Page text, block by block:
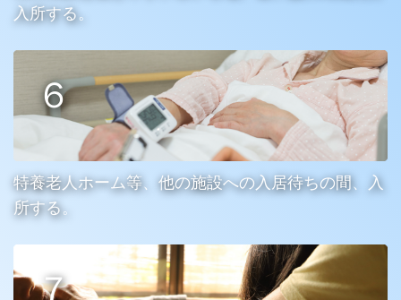
入所する。
特養老人ホーム等、他の施設への入居待ちの間、入
所する。